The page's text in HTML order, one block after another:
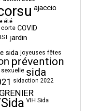
ajaccio
été
corte COVID
IST jardin
sida joyeuses fêtes
prévention
sida
sidaction 2022
VIH Sida